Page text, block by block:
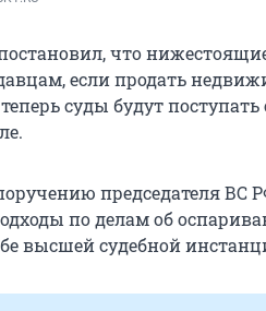
что
если продать
суды будут
председателя ВС
по делам об
высшей судебной